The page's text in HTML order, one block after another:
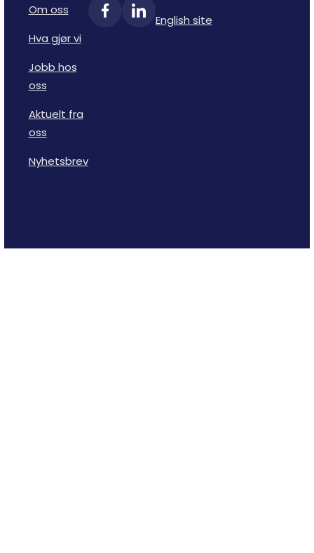
Om oss
Hva gjør vi
Jobb hos
oss
Aktuelt fra
oss
Nyhetsbrev
English site